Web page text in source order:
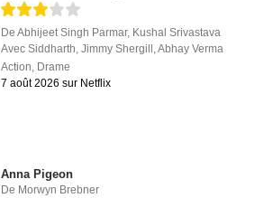
DeAbhijeet Singh Parmar, Kushal Srivastava
AvecSiddharth,Jimmy Shergill,Abhay Verma
Action, Drame
7 août 2026 sur Netflix
Anna Pigeon
De Morwyn Brebner